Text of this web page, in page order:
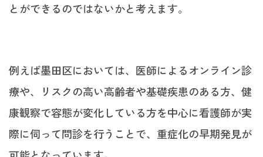
とができるのではないかと考えます。
例えば墨田区においては、医師によるオンライン診
療や、リスクの高い高齢者や基礎疾患のある方、健
康観察で容態が変化している方を中心に看護師が実
際に伺って問診を行うことで、重症化の早期発見が